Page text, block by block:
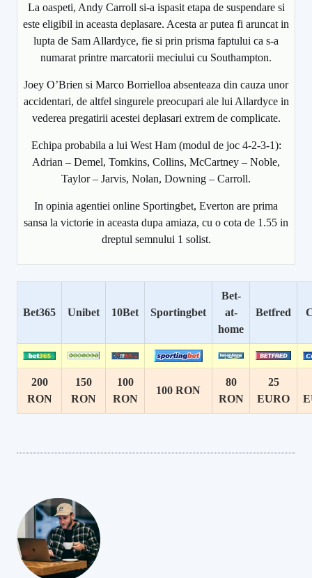
La oaspeti, Andy Carroll si-a ispasit etapa de suspendare si
este eligibil in aceasta deplasare. Acesta ar putea fi aruncat in
lupta de Sam Allardyce, fie si prin prisma faptului ca s-a
numarat printre marcatorii meciului cu Southampton.
Joey O’Brien si Marco Borrielloa absenteaza din cauza unor
accidentari, de altfel singurele preocupari ale lui Allardyce in
vederea pregatirii acestei deplasari extrem de complicate.
Echipa probabila a lui West Ham (modul de joc 4-2-3-1):
Adrian – Demel, Tomkins, Collins, McCartney – Noble,
Taylor – Jarvis, Nolan, Downing – Carroll.
In opinia agentiei online Sportingbet, Everton are prima
sansa la victorie in aceasta dupa amiaza, cu o cota de 1.55 in
dreptul semnului 1 solist.
Bet365 Unibet 10Bet Sportingbet
Bet-
at-
home
Betfred
200
RON
150
RON
100
RON
100 RON
80
RON
25
EURO